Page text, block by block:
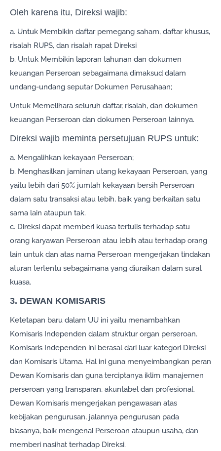
Oleh karena itu, Direksi wajib:
a. Untuk Membikin daftar pemegang saham, daftar khusus,
risalah RUPS, dan risalah rapat Direksi
b. Untuk Membikin laporan tahunan dan dokumen
keuangan Perseroan sebagaimana dimaksud dalam
undang-undang seputar Dokumen Perusahaan;
Untuk Memelihara seluruh daftar, risalah, dan dokumen
keuangan Perseroan dan dokumen Perseroan lainnya.
Direksi wajib meminta persetujuan RUPS untuk:
a. Mengalihkan kekayaan Perseroan;
b. Menghasilkan jaminan utang kekayaan Perseroan, yang
yaitu lebih dari 50% jumlah kekayaan bersih Perseroan
dalam satu transaksi atau lebih, baik yang berkaitan satu
sama lain ataupun tak.
c. Direksi dapat memberi kuasa tertulis terhadap satu
orang karyawan Perseroan atau lebih atau terhadap orang
lain untuk dan atas nama Perseroan mengerjakan tindakan
aturan tertentu sebagaimana yang diuraikan dalam surat
kuasa.
3. DEWAN KOMISARIS
Ketetapan baru dalam UU ini yaitu menambahkan
Komisaris Independen dalam struktur organ perseroan.
Komisaris Independen ini berasal dari luar kategori Direksi
dan Komisaris Utama. Hal ini guna menyeimbangkan peran
Dewan Komisaris dan guna terciptanya iklim manajemen
perseroan yang transparan, akuntabel dan profesional.
Dewan Komisaris mengerjakan pengawasan atas
kebijakan pengurusan, jalannya pengurusan pada
biasanya, baik mengenai Perseroan ataupun usaha, dan
memberi nasihat terhadap Direksi.